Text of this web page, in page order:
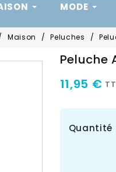
MODE
Maison Peluches
Peluche
11,95 €
Quantité